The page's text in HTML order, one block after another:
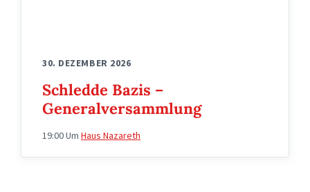
30. DEZEMBER 2026
Schledde Bazis –
Generalversammlung
19:00Um Haus Nazareth